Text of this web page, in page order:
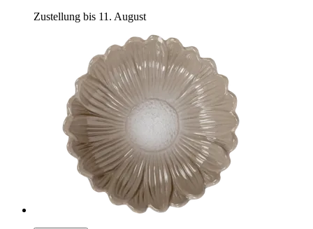
Zustellung bis 11. August